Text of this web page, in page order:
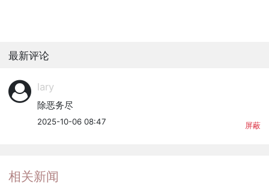
最新评论
lary
除恶务尽
2025-10-06 08:47 屏蔽
相关新闻